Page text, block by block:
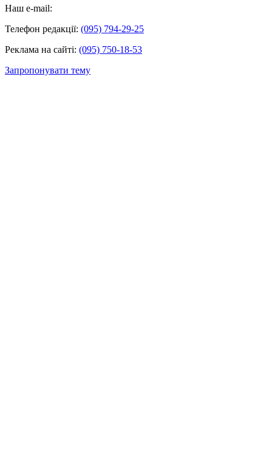
Наш e-mail:
Телефон редакції: (095) 794-29-25
Реклама на сайті: (095) 750-18-53
Запропонувати тему